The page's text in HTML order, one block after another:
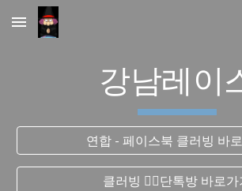
Skip to main content
강남레이
연합 - 페이스북 클러빙 바
클러빙 ❤️‍🔥단톡방 바로가